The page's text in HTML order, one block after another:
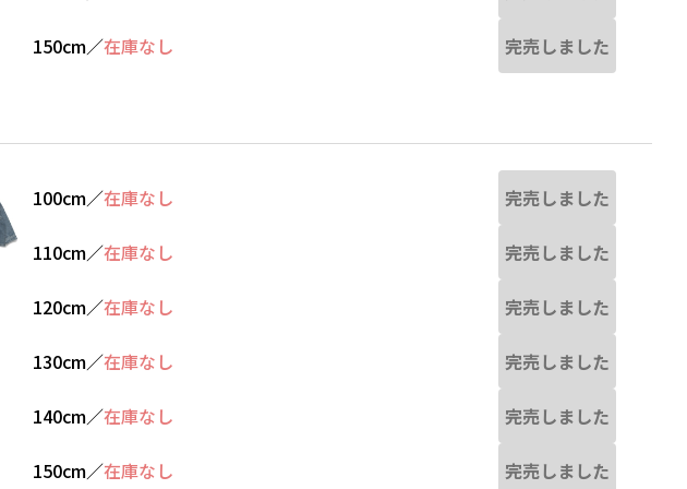
150cm／在庫なし 完売しました
100cm／在庫なし 完売しました
110cm／在庫なし 完売しました
120cm／在庫なし 完売しました
130cm／在庫なし 完売しました
140cm／在庫なし 完売しました
150cm／在庫なし 完売しました